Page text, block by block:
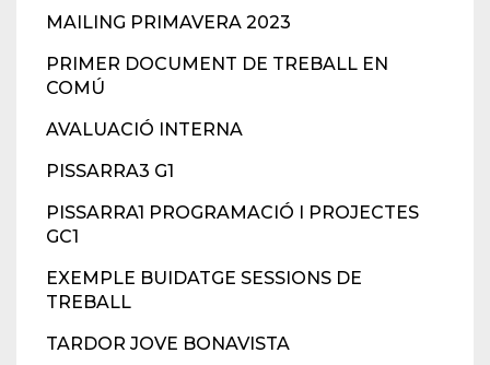
MAILING PRIMAVERA 2023
PRIMER DOCUMENT DE TREBALL EN
COMÚ
AVALUACIÓ INTERNA
PISSARRA3 G1
PISSARRA1 PROGRAMACIÓ I PROJECTES
GC1
EXEMPLE BUIDATGE SESSIONS DE
TREBALL
TARDOR JOVE BONAVISTA